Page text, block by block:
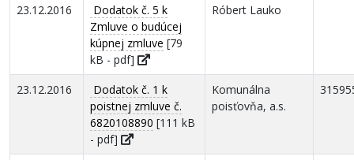
23.12.2016
Dodatok č. 5 k
Zmluve o budúcej
kúpnej zmluve [79
kB - pdf]
Róbert Lauko
23.12.2016
Dodatok č. 1 k
poistnej zmluve č.
6820108890 [111 kB
- pdf]
Komunálna
poisťovňa, a.s.